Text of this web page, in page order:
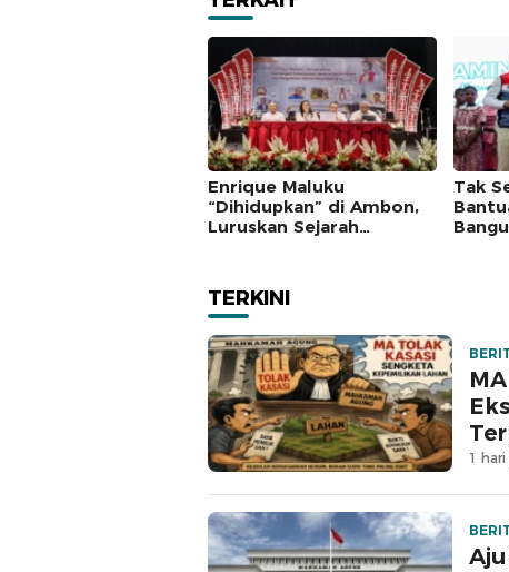
Enrique Maluku
“Dihidupkan” di Ambon,
Luruskan Sejarah
Nusantara
Tak
TERKINI
1